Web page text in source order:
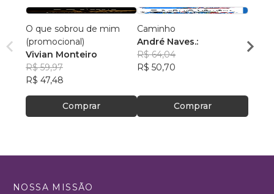
O que sobrou de mim
(promocional)
Vivian Monteiro
R$ 59,97
R$ 47,48
Comprar
Caminho
André Naves.:
R$ 64,04
R$ 50,70
Comprar
NOSSA MISSÃO